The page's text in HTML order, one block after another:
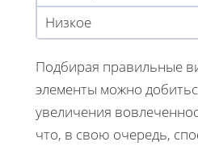
Низкое
Подбирая правильные
элементы можно
увеличения
что, в свою очередь,